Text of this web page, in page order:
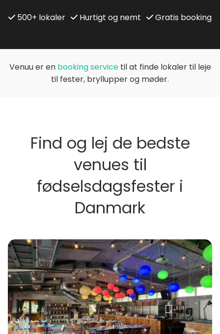
500+ lokaler Hurtigt og nemt Gratis booking
Venuu er en booking servicetil at finde lokaler til leje
til fester, bryllupper og møder.
Find og lej de bedste
venues til
fødselsdagsfester i
Danmark